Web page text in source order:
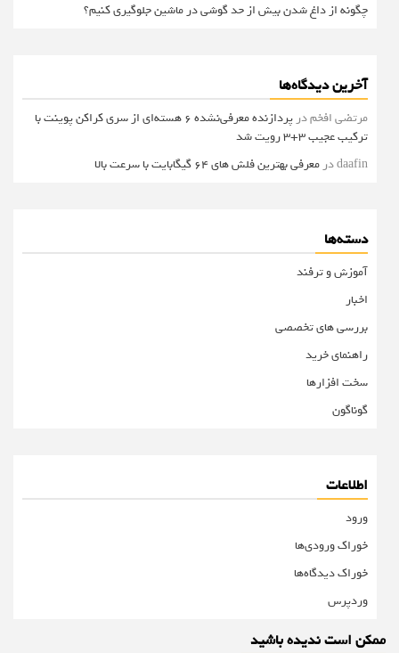
چگونه از داغ شدن بیش از حد گوشی در ماشین جلوگیری کنیم؟
آخرین دیدگاه‌ها
مرتضی افخمدر
پردازنده معرفی‌نشده 6 هسته‌ای از سری کراکن پوینت با
ترکیب عجیب 3+3 رویت شد
daafinدرمعرفی بهترین فلش های 64 گیگابایت با سرعت بالا
دسته‌ها
آموزش و ترفند
اخبار
بررسی های تخصصی
راهنمای خرید
سخت افزارها
گوناگون
اطلاعات
ورود
خوراک ورودی‌ها
خوراک دیدگاه‌ها
وردپرس
ممکن است ندیده باشید